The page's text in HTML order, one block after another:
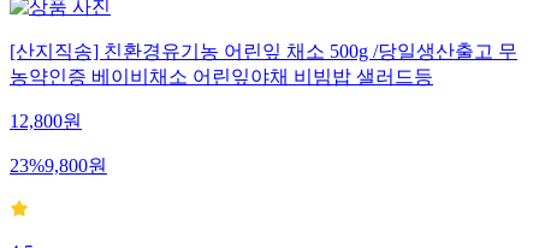
[산지직송] 친환경유기농 어린잎 채소 500g /당일생산출고 무
농약인증 베이비채소 어린잎야채 비빔밥 샐러드등
12,800원
23%9,800원